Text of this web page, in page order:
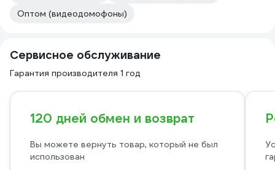
Оптом (видеодомофоны)
Сервисное обслуживание
Гарантия производителя 1 год
120 дней обмен и возврат
Вы можете вернуть товар, который не был
использован